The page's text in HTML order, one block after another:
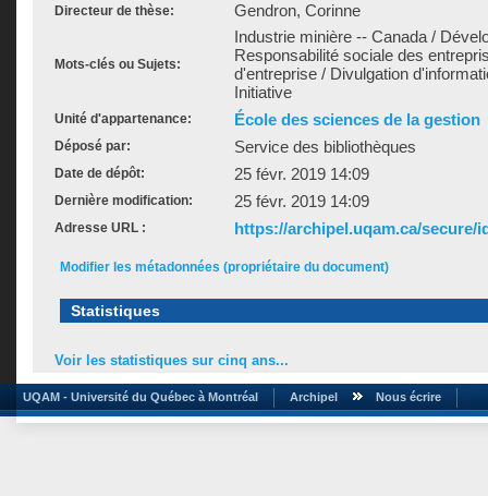
Directeur de thèse: Gendron, Corinne
Mots-clés ou Sujets:
Industrie minière -- Canada /
Responsabilité sociale des
d'entreprise / Divulgation
Initiative
Unité d'appartenance: École des sciences de la gestion
Déposé par: Service des bibliothèques
Date de dépôt: 25 févr. 2019 14:09
Dernière modification: 25 févr. 2019 14:09
Adresse URL : https://archipel.uqam.ca/secure/
Modifier les métadonnées (propriétaire du document)
Statistiques
Voir les statistiques sur cinq ans...
UQAM - Université du Québec à Montréal Archipel Nous écrire